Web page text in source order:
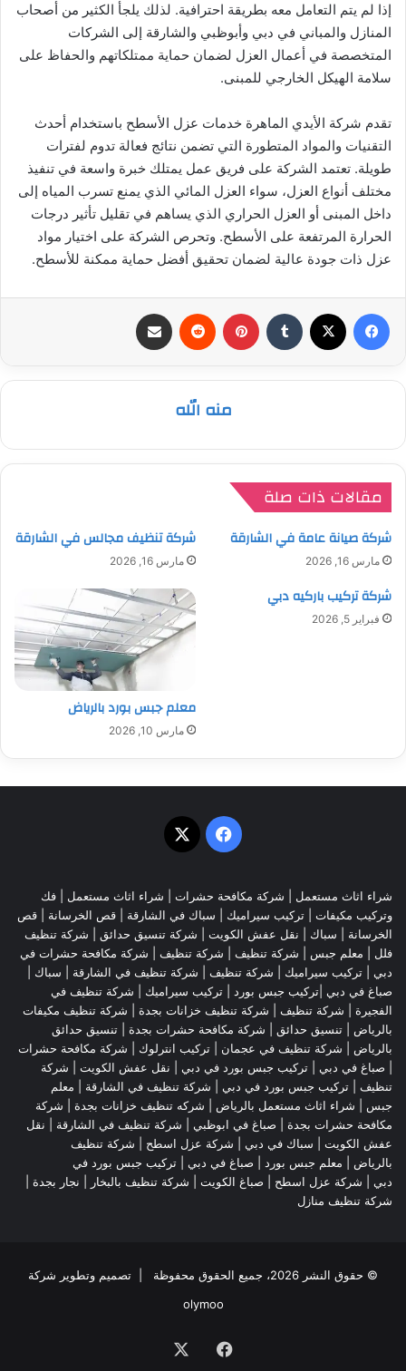
إذا لم يتم التعامل معه بطريقة احترافية. لذلك يلجأ الكثير من أصحاب
المنازل والمباني في دبي وأبوظبي والشارقة إلى الشركات
المتخصصة في أعمال العزل لضمان حماية ممتلكاتهم والحفاظ على
سلامة الهيكل الخارجي للمبنى.
تقدم شركة الأيدي الماهرة خدمات عزل الأسطح باستخدام أحدث
التقنيات والمواد المتطورة التي تضمن نتائج فعالة تدوم لفترات
طويلة. تعتمد الشركة على فريق عمل يمتلك خبرة واسعة في تنفيذ
مختلف أنواع العزل، سواء العزل المائي الذي يمنع تسرب المياه إلى
داخل المبنى أو العزل الحراري الذي يساهم في تقليل تأثير درجات
الحرارة المرتفعة على الأسطح. وتحرص الشركة على اختيار مواد
عزل ذات جودة عالية لضمان تحقيق أفضل حماية ممكنة للأسطح.
فيسبوك بينتيريست
منه الله
مقالات ذات صلة
شركة صيانة عامة في الشارقة
مارس 16, 2026
شركة تنظيف مجالس في الشارقة
مارس 16, 2026
شركة تركيب باركيه دبي
فبراير 5, 2026
معلم جبس بورد بالرياض
مارس 10, 2026
فيسبوك
‫X
شراء اثاث مستعمل شركة مكافحة حشرات شراء اثاث مستعمل
فك
وتركيب مكيفات | تركيب سيراميك | سباك في الشارقة قص الخرسانة | قص
الخرسانة | سباك نقل عفش الكويت شركة تنسيق حدائق
شركة تنظيف
فلل
معلم جبس شركة تنظيف شركة تنظيف
شركة مكافحة حشرات في
دبي
تركيب سيراميك شركة تنظيف شركة تنظيف في الشارقة | سباك |
صباغ في دبي |تركيب جبس بورد | تركيب سيراميك
شركة تنظيف في
الفجيرة
شركة تنظيف شركة تنظيف خزانات بجدة
شركة تنظيف مكيفات
بالرياض
تنسيق حدائق شركة مكافحة حشرات بجدة
تنسيق حدائق
بالرياض
شركة تنظيف في عجمان | تركيب انترلوك | شركة مكافحة حشرات
صباغ في دبي تركيب جبس بورد في دبي نقل عفش الكويت
شركة
تنظيف
تركيب جبس بورد في دبي شركة تنظيف في الشارقة
معلم
جبس
شراء اثاث مستعمل بالرياض شركه تنظيف خزانات بجدة
شركة
مكافحة حشرات بجدة
صباغ في ابوظبي شركة تنظيف في الشارقة
نقل
عفش الكويت | سباك في دبي | شركة عزل اسطح
شركة تنظيف
بالرياض
معلم جبس بورد صباغ في دبي
تركيب جبس بورد في
دبي
شركة عزل اسطح صباغ الكويت شركة تنظيف بالبخار نجار بجدة
شركة تنظيف منازل
© حقوق النشر 2026، جميع الحقوق محفوظة | تصميم وتطوير شركة
olymoo
فيسبوك